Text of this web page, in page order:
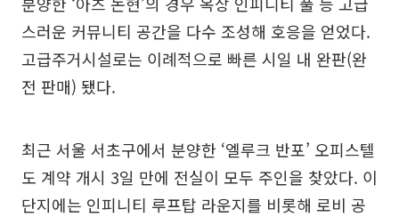
스러운 커뮤니티 공간을 다수 조성해 호응을 얻었다.
고급주거시설로는 이례적으로 빠른 시일 내 완판(완
전 판매) 됐다.
최근 서울 서초구에서 분양한 ‘엘루크 반포’ 오피스텔
도 계약 개시 3일 만에 전실이 모두 주인을 찾았다. 이
단지에는 인피니티 루프탑 라운지를 비롯해 로비 공